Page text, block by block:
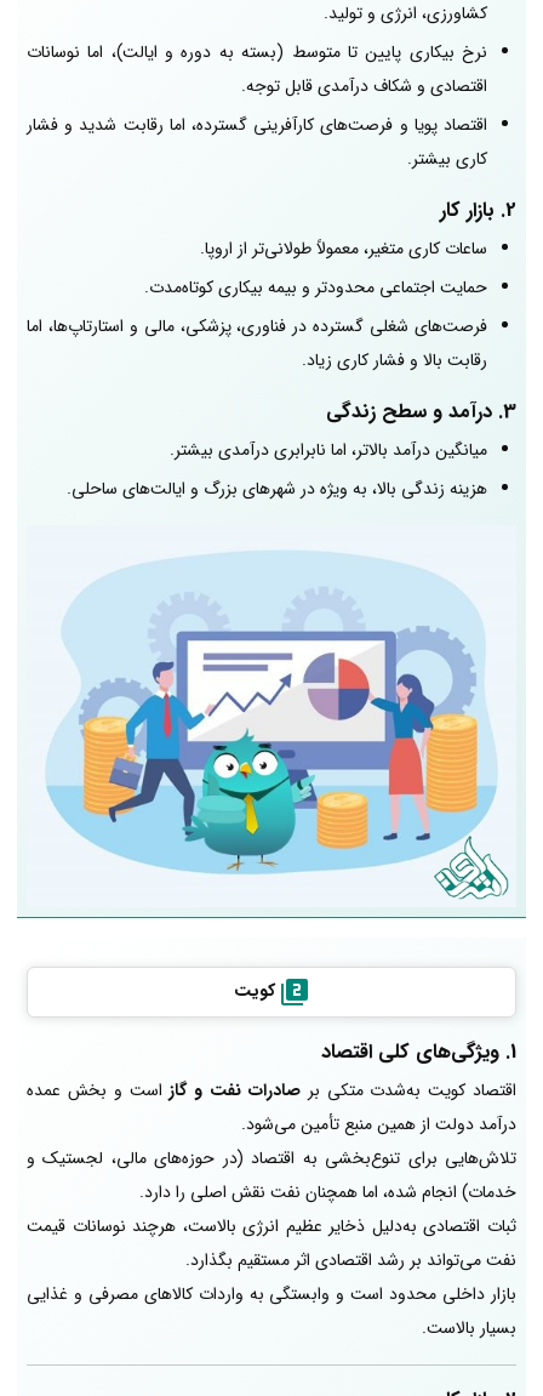
کشاورزی، انرژی و تولید.
نرخ بیکاری پایین تا متوسط (بسته به دوره و ایالت)، اما نوسانات
اقتصادی و شکاف درآمدی قابل توجه.
اقتصاد پویا و فرصت‌های کارآفرینی گسترده، اما رقابت شدید و فشار
کاری بیشتر.
2. بازار کار
ساعات کاری متغیر، معمولاً طولانی‌تر از اروپا.
حمایت اجتماعی محدودتر و بیمه بیکاری کوتاه‌مدت.
فرصت‌های شغلی گسترده در فناوری، پزشکی، مالی و استارتاپ‌ها، اما
رقابت بالا و فشار کاری زیاد.
3. درآمد و سطح زندگی
میانگین درآمد بالاتر، اما نابرابری درآمدی بیشتر.
هزینه زندگی بالا، به ویژه در شهرهای بزرگ و ایالت‌های ساحلی.
کویت
1. ویژگی‌های کلی اقتصاد
اقتصاد کویت به‌شدت متکی برصادرات نفت و گاز است و بخش عمده
درآمد دولت از همین منبع تأمین می‌شود.
تلاش‌هایی برای تنوع‌بخشی به اقتصاد (در حوزه‌های مالی، لجستیک و
خدمات) انجام شده، اما همچنان نفت نقش اصلی را دارد.
ثبات اقتصادی به‌دلیل ذخایر عظیم انرژی بالاست، هرچند نوسانات قیمت
نفت می‌تواند بر رشد اقتصادی اثر مستقیم بگذارد.
بازار داخلی محدود است و وابستگی به واردات کالاهای مصرفی و غذایی
بسیار بالاست.